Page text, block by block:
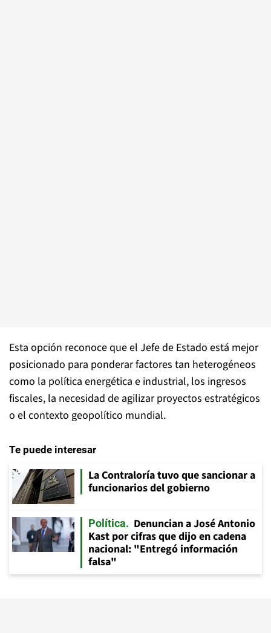
Esta opción reconoce que el Jefe de Estado está mejor
posicionado para ponderar factores tan heterogéneos
como la política energética e industrial, los ingresos
fiscales, la necesidad de agilizar proyectos estratégicos
o el contexto geopolítico mundial.
Te puede interesar
La Contraloría tuvo que sancionar a
funcionarios del gobierno
Política
Denuncian a José Antonio
Kast por cifras que dijo en cadena
nacional: "Entregó información
falsa"